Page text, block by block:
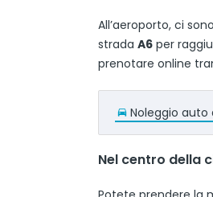
All’aeroporto, ci
strada A6 per
prenotare online
Noleggio auto
Nel centro della